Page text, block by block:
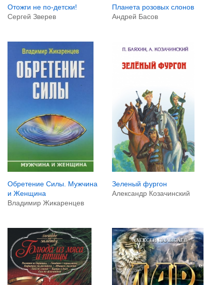
Отожги не по-детски!
Сергей Зверев
Планета розовых слонов
Андрей Басов
Обретение Силы. Мужчина
и Женщина
Владимир Жикаренцев
Зеленый фургон
Александр Козачинский